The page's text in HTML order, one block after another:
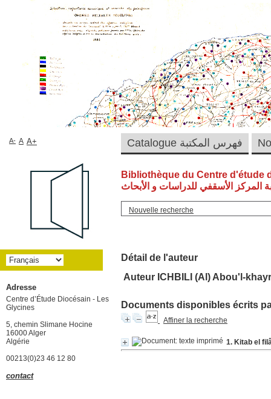
Bibliothèque du Centre d'étude
المركز الأسقفي للدراسات و الأبحاث
Nouvelle recherche
Détail de l'auteur
Auteur ICHBILI (Al) Abou'l-
Documents disponibles écrits
Affiner la recherche
1. Kitab el
Catalogue فهرس المكتبة A- A A+
Adresse
Centre d’Étude Diocésain - Les
Glycines
5, chemin Slimane Hocine
16000 Alger
Algérie
00213(0)23 46 12 80
contact